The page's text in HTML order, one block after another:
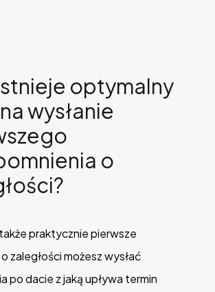
optymalny
wysłanie
o
praktycznie pierwsze
zaległości możesz wysłać
po dacie z jaką upływa termin